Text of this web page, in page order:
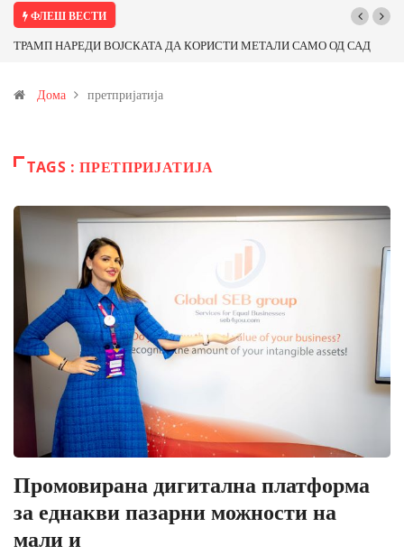
ФЛЕШ ВЕСТИ
ТРАМП НАРЕДИ ВОЈСКАТА ДА КОРИСТИ МЕТАЛИ САМО ОД САД
Иловица и со антимонот?
Дома претпријатија
TAGS : ПРЕТПРИЈАТИЈА
Промовирана дигитална платформа
за еднакви пазарни можности на
мали и